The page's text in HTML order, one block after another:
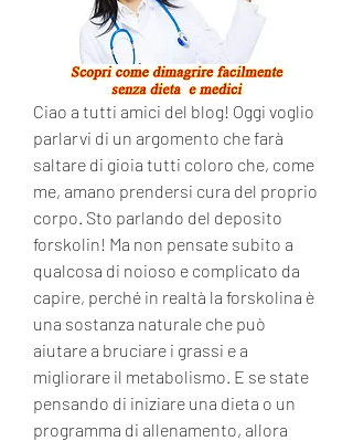
Ciao a tutti amici del blog! Oggi voglio
parlarvi di un argomento che farà
saltare di gioia tutti coloro che, come
me, amano prendersi cura del proprio
corpo. Sto parlando del deposito
forskolin! Ma non pensate subito a
qualcosa di noioso e complicato da
capire, perché in realtà la forskolina è
una sostanza naturale che può
aiutare a bruciare i grassi e a
migliorare il metabolismo. E se state
pensando di iniziare una dieta o un
programma di allenamento, allora